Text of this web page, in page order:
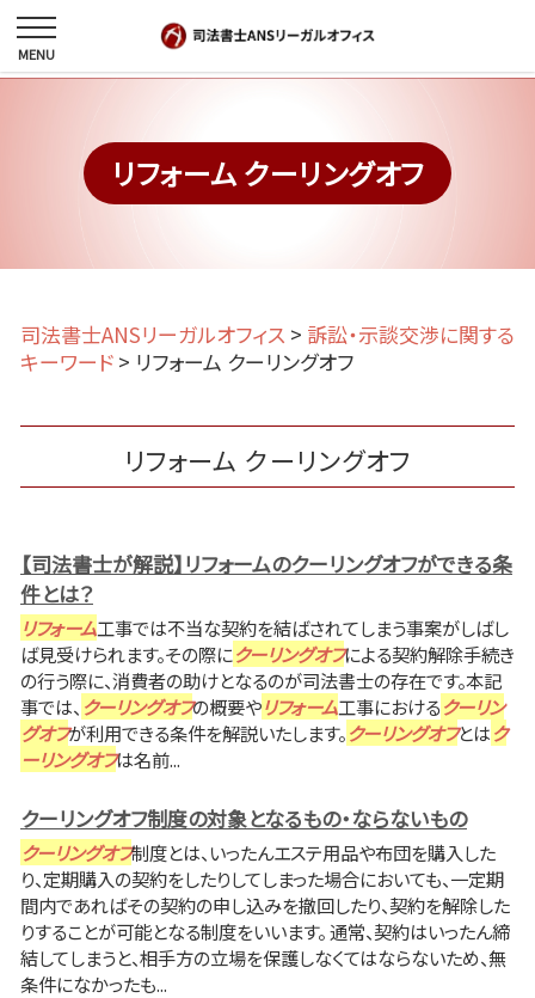
リフォーム クーリングオフ
司法書士ANSリーガルオフィス > 訴訟・示談交渉に関する
キーワード > リフォーム クーリングオフ
リフォーム クーリングオフ
【司法書士が解説】リフォームのクーリングオフができる条
件とは？
リフォーム工事では不当な契約を結ばされてしまう事案がしばし
ば見受けられます。その際にクーリングオフによる契約解除手続き
の行う際に、消費者の助けとなるのが司法書士の存在です。本記
事では、 クーリングオフの概要やリフォーム工事におけるクーリン
グオフが利用できる条件を解説いたします。クーリングオフとはク
ーリングオフは名前...
クーリングオフ制度の対象となるもの・ならないもの
クーリングオフ制度とは、いったんエステ用品や布団を購入した
り、定期購入の契約をしたりしてしまった場合においても、一定期
間内であればその契約の申し込みを撤回したり、契約を解除した
りすることが可能となる制度をいいます。 通常、契約はいったん締
結してしまうと、相手方の立場を保護しなくてはならないため、無
条件になかったも...